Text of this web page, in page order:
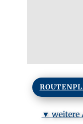
▼ weitere